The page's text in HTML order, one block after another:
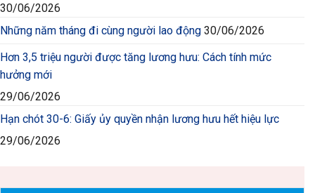
30/06/2026
Những năm tháng đi cùng người lao động 30/06/2026
Hơn 3,5 triệu người được tăng lương hưu: Cách tính mức
hưởng mới
29/06/2026
Hạn chót 30-6: Giấy ủy quyền nhận lương hưu hết hiệu lực
29/06/2026